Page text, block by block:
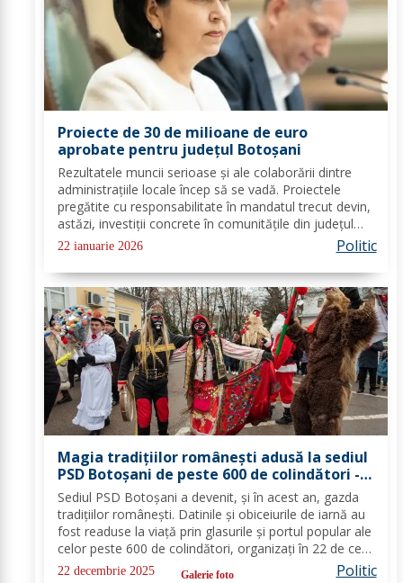
Proiecte de 30 de milioane de euro
aprobate pentru județul Botoșani
Rezultatele muncii serioase și ale colaborării dintre
administrațiile locale încep să se vadă. Proiectele
pregătite cu responsabilitate în mandatul trecut devin,
astăzi, investiții concrete în comunitățile din județul
Botoșani. Acestea vizează modernizarea iluminatului
22 ianuarie 2026 Politic
Magia tradițiilor românești adusă la sediul
PSD Botoșani de peste 600 de colindători -
FOTO
Sediul PSD Botoșani a devenit, și în acest an, gazda
tradițiilor românești. Datinile și obiceiurile de iarnă au
fost readuse la viață prin glasurile și portul popular ale
celor peste 600 de colindători, organizați în 22 de cete
din întreg județul. Îmbrăcați în costume autentice,
22 decembrie 2025 Galerie foto Politic